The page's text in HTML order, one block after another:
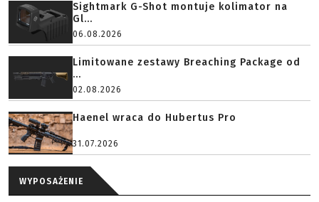
Sightmark G-Shot montuje kolimator na
Gl...
06.08.2026
Limitowane zestawy Breaching Package od
...
02.08.2026
Haenel wraca do Hubertus Pro
31.07.2026
WYPOSAŻENIE